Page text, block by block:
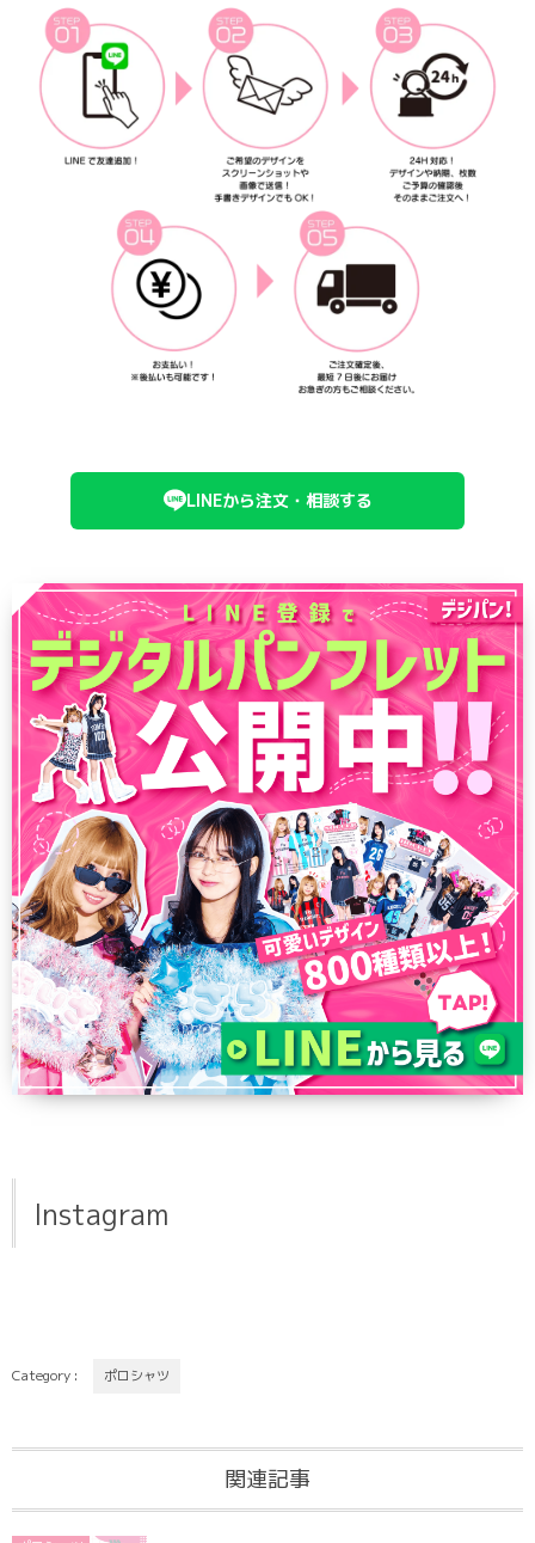
LINEから注文・相談する
Instagram
Category : ポロシャツ
関連記事